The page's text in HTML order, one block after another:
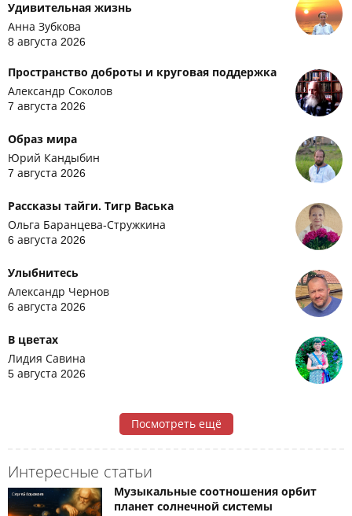
Удивительная жизнь
Анна Зубкова
8 августа 2026
Пространство доброты и круговая поддержка
Александр Соколов
7 августа 2026
Образ мира
Юрий Кандыбин
7 августа 2026
Рассказы тайги. Тигр Васька
Ольга Баранцева-Стружкина
6 августа 2026
Улыбнитесь
Александр Чернов
6 августа 2026
В цветах
Лидия Савина
5 августа 2026
Посмотреть ещё
Интересные статьи
Музыкальные соотношения орбит
планет солнечной системы